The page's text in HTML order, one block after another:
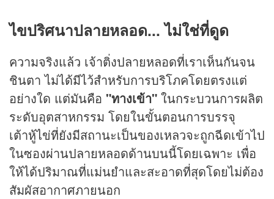
ไขปริศนาปลายหลอด... ไม่ใช่ที่ดูด
ความจริงแล้ว เจ้าติ่งปลายหลอดที่เราเห็นกันจน
ชินตา ไม่ได้มีไว้สำหรับการบริโภคโดยตรงแต่
อย่างใด แต่มันคือ "ทางเข้า" ในกระบวนการผลิต
ระดับอุตสาหกรรม โดยในขั้นตอนการบรรจุ
เต้าหู้ไข่ที่ยังมีสถานะเป็นของเหลวจะถูกฉีดเข้าไป
ในซองผ่านปลายหลอดด้านบนนี้โดยเฉพาะ เพื่อ
ให้ได้ปริมาณที่แม่นยำและสะอาดที่สุดโดยไม่ต้อง
สัมผัสอากาศภายนอก